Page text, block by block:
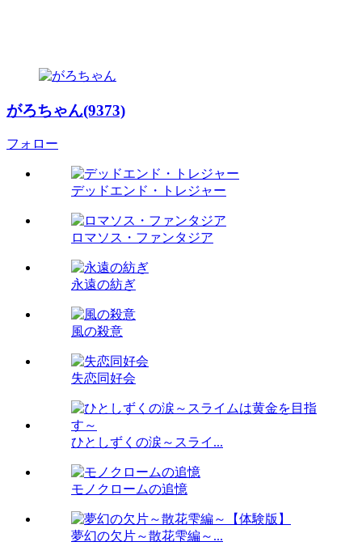
がろちゃん(9373)
フォロー
デッドエンド・トレジャー
ロマソス・ファンタジア
永遠の紡ぎ
風の殺意
失恋同好会
ひとしずくの涙～スライ...
モノクロームの追憶
夢幻の欠片～散花雫編～...